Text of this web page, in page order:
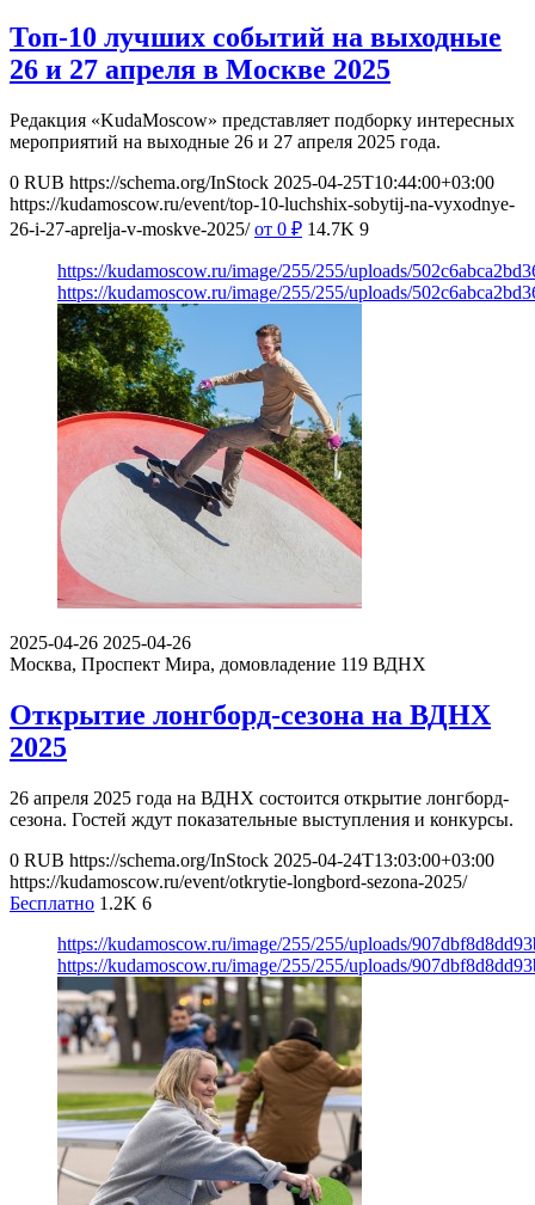
Топ-10 лучших событий на выходные
26 и 27 апреля в Москве 2025
Редакция «KudaMoscow» представляет подборку интересных
мероприятий на выходные 26 и 27 апреля 2025 года.
0 RUB https://schema.org/InStock 2025-04-25T10:44:00+03:00
https://kudamoscow.ru/event/top-10-luchshix-sobytij-na-vyxodnye-
26-i-27-aprelja-v-moskve-2025/ от 0 ₽ 14.7K 9
https://kudamoscow.ru/image/255/255/uploads/
https://kudamoscow.ru/image/255/255/uploads/
2025-04-26 2025-04-26
Москва, Проспект Мира, домовладение 119 ВДНХ
Открытие лонгборд-сезона на ВДНХ
2025
26 апреля 2025 года на ВДНХ состоится открытие лонгборд-
сезона. Гостей ждут показательные выступления и конкурсы.
0 RUB https://schema.org/InStock 2025-04-24T13:03:00+03:00
https://kudamoscow.ru/event/otkrytie-longbord-sezona-2025/
Бесплатно 1.2K 6
https://kudamoscow.ru/image/255/255/uploads/
https://kudamoscow.ru/image/255/255/uploads/